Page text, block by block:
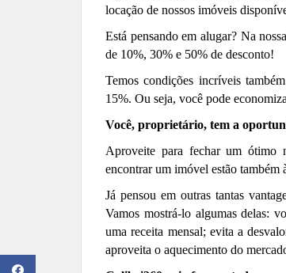
locação de nossos imóveis
Está pensando em alugar? Na
de 10%, 30% e 50% de desconto!
Temos condições incríveis
15%. Ou seja, você pode
Você, proprietário, tem a
Aproveite para fechar um ótimo
encontrar um imóvel estão também
Já pensou em outras tantas
Vamos mostrá-lo algumas delas:
uma receita mensal; evita a
aproveita o aquecimento do